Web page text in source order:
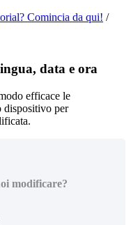
Comincia da qui! /
data e ora
efficace le
dispositivo per
modificare?